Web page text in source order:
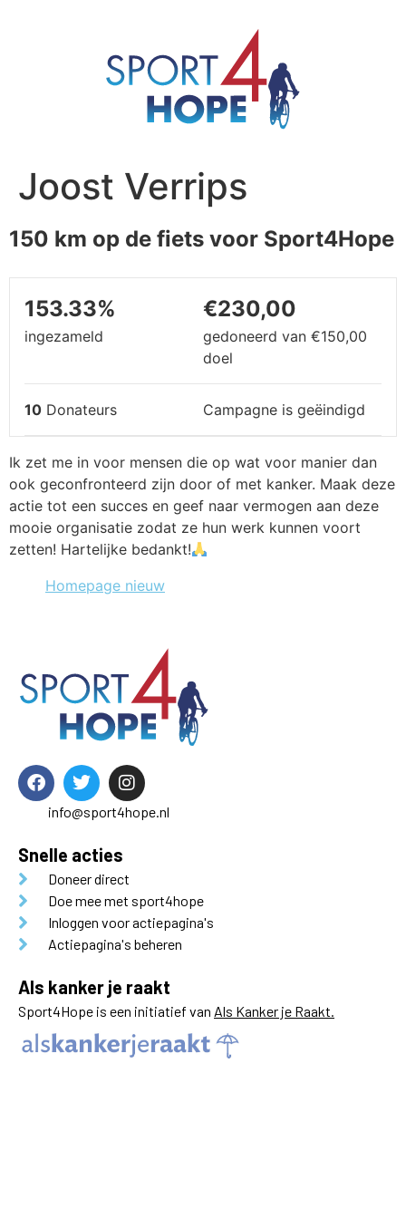
Joost Verrips
150 km op de fiets voor Sport4Hope
153.33%
ingezameld
€230,00
gedoneerd van €150,00
doel
10 Donateurs Campagne is geëindigd
Ik zet me in voor mensen die op wat voor manier dan
ook geconfronteerd zijn door of met kanker. Maak deze
actie tot een succes en geef naar vermogen aan deze
mooie organisatie zodat ze hun werk kunnen voort
zetten! Hartelijke bedankt!
Homepage nieuw
info@sport4hope.nl
Snelle acties
Doneer direct
Doe mee met sport4hope
Inloggen voor actiepagina's
Actiepagina's beheren
Als kanker je raakt
Sport4Hope is een initiatief van Als Kanker je Raakt.